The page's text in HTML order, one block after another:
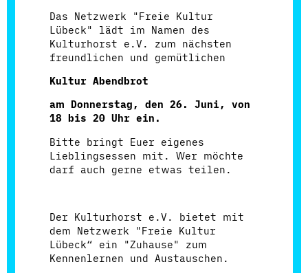
Das Netzwerk "Freie Kultur
Lübeck" lädt im Namen des
Kulturhorst e.V. zum nächsten
freundlichen und gemütlichen
Kultur Abendbrot
am Donnerstag, den 26. Juni, von
18 bis 20 Uhr ein.
Bitte bringt Euer eigenes
Lieblingsessen mit. Wer möchte
darf auch gerne etwas teilen.
Der Kulturhorst e.V. bietet mit
dem Netzwerk "Freie Kultur
Lübeck“ ein "Zuhause" zum
Kennenlernen und Austauschen.